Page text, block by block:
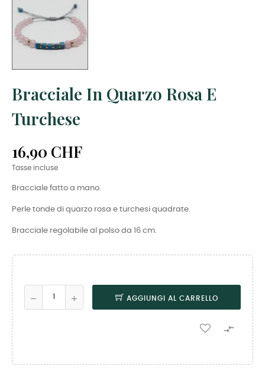
Bracciale In Quarzo Rosa E
Turchese
16,90 CHF
Tasse incluse
Bracciale fatto a mano.
Perle tonde di quarzo rosa e turchesi quadrate.
Bracciale regolabile al polso da 16 cm.
AGGIUNGI AL CARRELLO
